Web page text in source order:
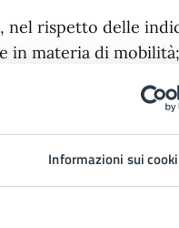
Informazioni sui
nel rispetto delle
in materia di mobilità;
del
relative
nel rispetto delle
sull’attuazione